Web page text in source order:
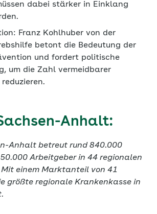
dabei stärker in Einklang
Franz Kohlhuber von der
betont die Bedeutung der
und fordert politische
um die Zahl vermeidbarer
Anhalt:
Anhalt betreut rund 840.000
Arbeitgeber in 44 regionalen
einem Marktanteil von 41
größte regionale Krankenkasse in